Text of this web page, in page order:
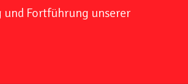
und Fortführung unserer